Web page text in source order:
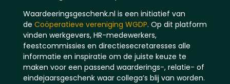
Waardeeringsgeschenk.nl is een initiatief van
de Coöperatieve vereniging WGDP. Op dit platform
vinden werkgevers, HR-medewerkers,
feestcommissies en directiesecretaresses alle
informatie en inspiratie om de juiste keuze te
maken voor een passend waarderings-, relatie- of
eindejaarsgeschenk waar collega’s blij van worden.